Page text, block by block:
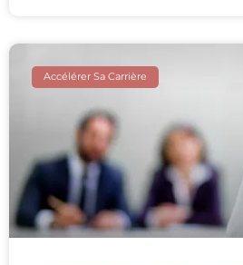
Accélérer Sa Carrière